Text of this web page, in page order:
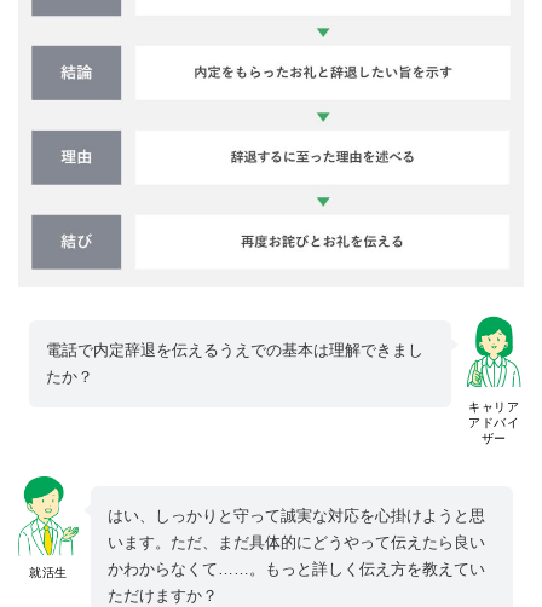
キャリア
アドバイ
ザー
電話で内定辞退を伝えるうえでの基本は理解できまし
たか？
就活生
はい、しっかりと守って誠実な対応を心掛けようと思
います。ただ、まだ具体的にどうやって伝えたら良い
かわからなくて……。もっと詳しく伝え方を教えてい
ただけますか？